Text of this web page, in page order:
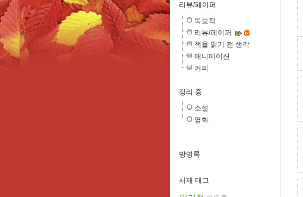
리뷰/페이퍼
독보적
리뷰/페이퍼
책을 읽기 전 생각
애니메이션
커피
정리 중
소설
영화
방명록
서재 태그